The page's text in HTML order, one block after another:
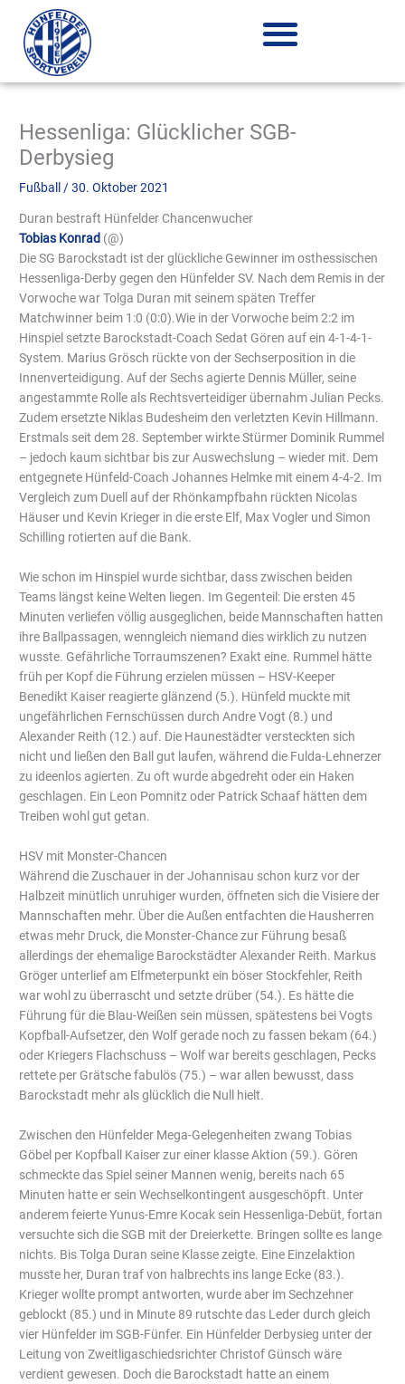
Inhalt
springen
Hessenliga: Glücklicher SGB-
Derbysieg
Fußball /30. Oktober 2021
Duran bestraft Hünfelder Chancenwucher
Tobias Konrad (@)
Die SG Barockstadt ist der glückliche Gewinner im osthessischen
Hessenliga-Derby gegen den Hünfelder SV. Nach dem Remis in der
Vorwoche war Tolga Duran mit seinem späten Treffer
Matchwinner beim 1:0 (0:0).Wie in der Vorwoche beim 2:2 im
Hinspiel setzte Barockstadt-Coach Sedat Gören auf ein 4-1-4-1-
System. Marius Grösch rückte von der Sechserposition in die
Innenverteidigung. Auf der Sechs agierte Dennis Müller, seine
angestammte Rolle als Rechtsverteidiger übernahm Julian Pecks.
Zudem ersetzte Niklas Budesheim den verletzten Kevin Hillmann.
Erstmals seit dem 28. September wirkte Stürmer Dominik Rummel
– jedoch kaum sichtbar bis zur Auswechslung – wieder mit. Dem
entgegnete Hünfeld-Coach Johannes Helmke mit einem 4-4-2. Im
Vergleich zum Duell auf der Rhönkampfbahn rückten Nicolas
Häuser und Kevin Krieger in die erste Elf, Max Vogler und Simon
Schilling rotierten auf die Bank.
Wie schon im Hinspiel wurde sichtbar, dass zwischen beiden
Teams längst keine Welten liegen. Im Gegenteil: Die ersten 45
Minuten verliefen völlig ausgeglichen, beide Mannschaften hatten
ihre Ballpassagen, wenngleich niemand dies wirklich zu nutzen
wusste. Gefährliche Torraumszenen? Exakt eine. Rummel hätte
früh per Kopf die Führung erzielen müssen – HSV-Keeper
Benedikt Kaiser reagierte glänzend (5.). Hünfeld muckte mit
ungefährlichen Fernschüssen durch Andre Vogt (8.) und
Alexander Reith (12.) auf. Die Haunestädter versteckten sich
nicht und ließen den Ball gut laufen, während die Fulda-Lehnerzer
zu ideenlos agierten. Zu oft wurde abgedreht oder ein Haken
geschlagen. Ein Leon Pomnitz oder Patrick Schaaf hätten dem
Treiben wohl gut getan.
HSV mit Monster-Chancen
Während die Zuschauer in der Johannisau schon kurz vor der
Halbzeit minütlich unruhiger wurden, öffneten sich die Visiere der
Mannschaften mehr. Über die Außen entfachten die Hausherren
etwas mehr Druck, die Monster-Chance zur Führung besaß
allerdings der ehemalige Barockstädter Alexander Reith. Markus
Gröger unterlief am Elfmeterpunkt ein böser Stockfehler, Reith
war wohl zu überrascht und setzte drüber (54.). Es hätte die
Führung für die Blau-Weißen sein müssen, spätestens bei Vogts
Kopfball-Aufsetzer, den Wolf gerade noch zu fassen bekam (64.)
oder Kriegers Flachschuss – Wolf war bereits geschlagen, Pecks
rettete per Grätsche fabulös (75.) – war allen bewusst, dass
Barockstadt mehr als glücklich die Null hielt.
Zwischen den Hünfelder Mega-Gelegenheiten zwang Tobias
Göbel per Kopfball Kaiser zur einer klasse Aktion (59.). Gören
schmeckte das Spiel seiner Mannen wenig, bereits nach 65
Minuten hatte er sein Wechselkontingent ausgeschöpft. Unter
anderem feierte Yunus-Emre Kocak sein Hessenliga-Debüt, fortan
versuchte sich die SGB mit der Dreierkette. Bringen sollte es lange
nichts. Bis Tolga Duran seine Klasse zeigte. Eine Einzelaktion
musste her, Duran traf von halbrechts ins lange Ecke (83.).
Krieger wollte prompt antworten, wurde aber im Sechzehner
geblockt (85.) und in Minute 89 rutschte das Leder durch gleich
vier Hünfelder im SGB-Fünfer. Ein Hünfelder Derbysieg unter der
Leitung von Zweitligaschiedsrichter Christof Günsch wäre
verdient gewesen. Doch die Barockstadt hatte an einem